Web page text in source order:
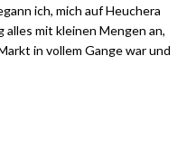
ich, mich auf Heuchera
alles mit kleinen Mengen an,
in vollem Gange war und